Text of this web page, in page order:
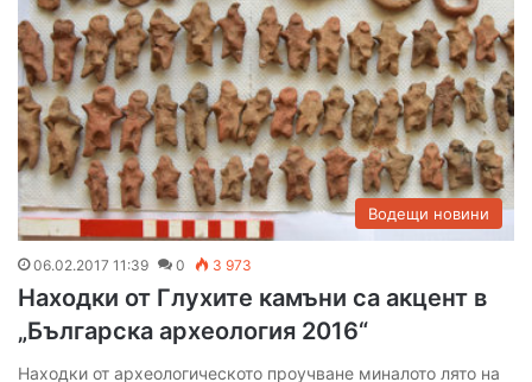
Водещи новини
06.02.2017 11:39 0 3 973
Находки от Глухите камъни са акцент в
„Българска археология 2016“
Находки от археологическото проучване миналото лято на